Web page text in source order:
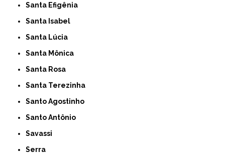
Santa Efigênia
Santa Isabel
Santa Lúcia
Santa Mônica
Santa Rosa
Santa Terezinha
Santo Agostinho
Santo Antônio
Savassi
Serra